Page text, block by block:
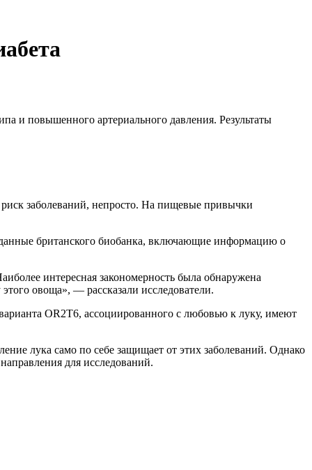
и повышенного артериального давления. Результаты
риск заболеваний, непросто. На пищевые привычки
британского биобанка, включающие информацию о
интересная закономерность была обнаружена
овоща», — рассказали исследователи.
варианта OR2T6, ассоциированного с любовью к луку, имеют
лука само по себе защищает от этих заболеваний. Однако
для исследований.